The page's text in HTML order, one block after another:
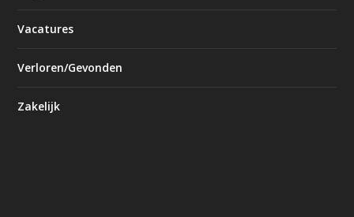
Vacatures
Verloren/Gevonden
Zakelijk